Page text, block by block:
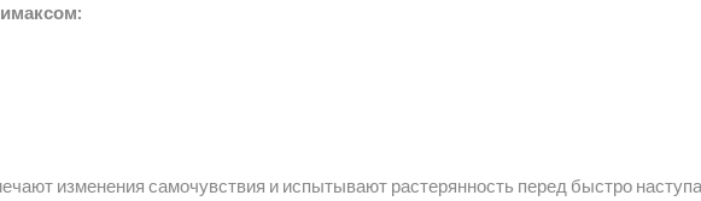
изменения самочувствия и испытывают растерянность перед быстро